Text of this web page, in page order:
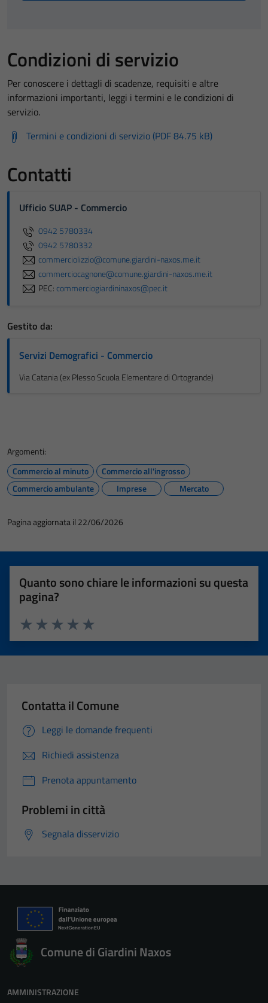
Condizioni di servizio
Per conoscere i dettagli di scadenze, requisiti e altre
informazioni importanti, leggi i termini e le condizioni di
servizio.
Termini e condizioni di servizio (PDF 84.75 kB)
Contatti
Ufficio SUAP - Commercio
0942 5780334
0942 5780332
commerciolizzio@comune.giardini-naxos.me.it
commerciocagnone@comune.giardini-naxos.me.it
PEC:commerciogiardininaxos@pec.it
Gestito da:
Servizi Demografici - Commercio
Via Catania (ex Plesso Scuola Elementare di Ortogrande)
Argomenti:
Commercio al minuto
Commercio all'ingrosso
Commercio ambulante
Imprese Mercato
Pagina aggiornata il 22/06/2026
Quanto sono chiare le informazioni su questa
pagina?
Valuta 5 stelle su 5
Valuta 4 stelle su 5
Valuta 3 stelle su 5
Valuta 2 stelle su 5
Valuta 1 stelle su 5
Contatta il Comune
Leggi le domande frequenti
Richiedi assistenza
Prenota appuntamento
Problemi in città
Segnala disservizio
Comune di Giardini Naxos
AMMINISTRAZIONE
Tecnici